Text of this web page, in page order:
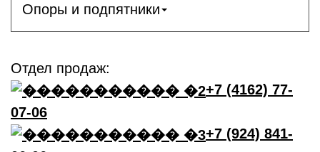
Опоры и подпятники
Отдел продаж:
+7 (4162) 77-
07-06
+7 (924) 841-